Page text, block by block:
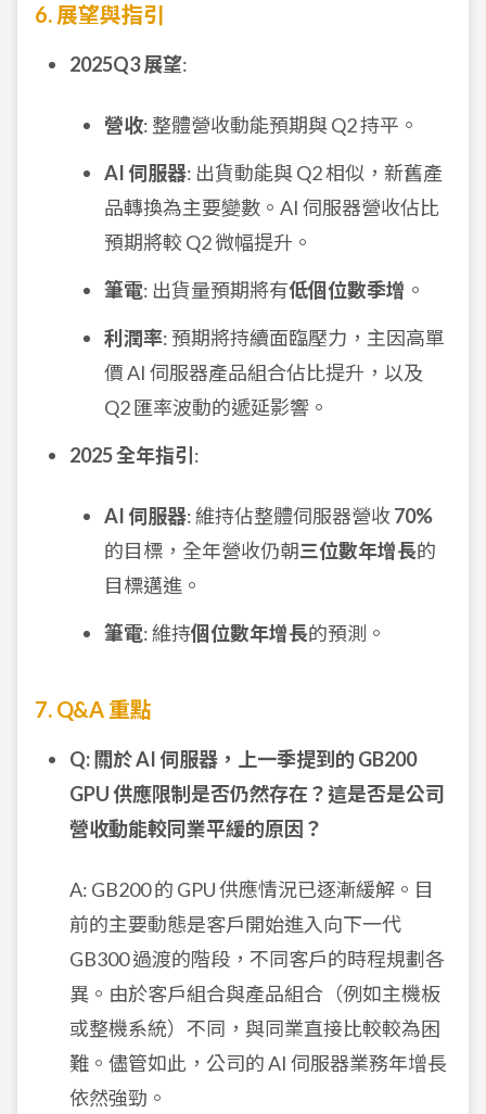
6. 展望與指引
2025Q3 展望:
營收: 整體營收動能預期與 Q2 持平。
AI 伺服器: 出貨動能與 Q2 相似，新舊產
品轉換為主要變數。AI 伺服器營收佔比
預期將較 Q2 微幅提升。
筆電: 出貨量預期將有低個位數季增 。
利潤率: 預期將持續面臨壓力，主因高單
價 AI 伺服器產品組合佔比提升，以及
Q2 匯率波動的遞延影響。
2025 全年指引 :
AI 伺服器: 維持佔整體伺服器營收70%
的目標，全年營收仍朝三位數年增長的
目標邁進。
筆電: 維持個位數年增長的預測。
7. Q&A 重點
Q: 關於 AI 伺服器，上一季提到的 GB200
GPU 供應限制是否仍然存在？這是否是公司
營收動能較同業平緩的原因？
A: GB200 的 GPU 供應情況已逐漸緩解。目
前的主要動態是客戶開始進入向下一代
GB300 過渡的階段，不同客戶的時程規劃各
異。由於客戶組合與產品組合（例如主機板
或整機系統）不同，與同業直接比較較為困
難。儘管如此，公司的 AI 伺服器業務年增長
依然強勁。